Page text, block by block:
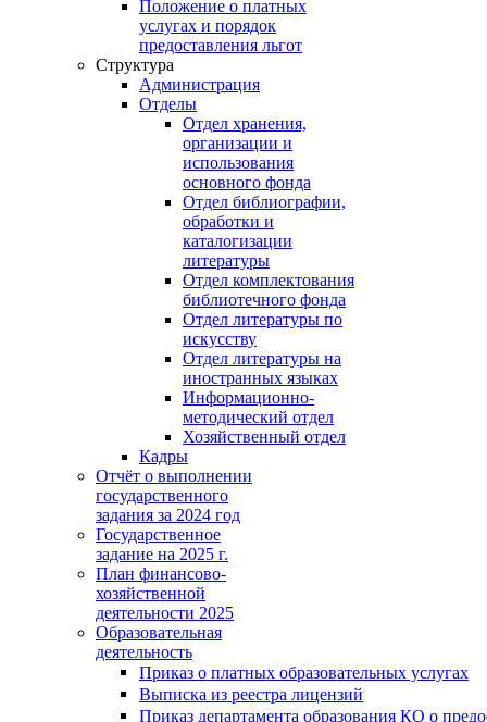
Положение о платных
услугах и порядок
предоставления льгот
Структура
Администрация
Отделы
Отдел хранения,
организации и
использования
основного фонда
Отдел библиографии,
обработки и
каталогизации
литературы
Отдел комплектования
библиотечного фонда
Отдел литературы по
искусству
Отдел литературы на
иностранных языках
Информационно-
методический отдел
Хозяйственный отдел
Кадры
Отчёт о выполнении
государственного
задания за 2024 год
Государственное
задание на 2025 г.
План финансово-
хозяйственной
деятельности 2025
Образовательная
деятельность
Приказ о платных образовательных услугах
Выписка из реестра лицензий
Приказ департамента образования КО о